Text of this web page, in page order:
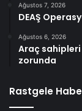
Ağustos 7, 2026
DEAŞ
Ağustos 6, 2026
Araç
zorunda
Rastgele